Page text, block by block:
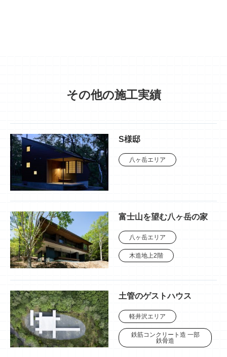
その他の施工実績
S様邸
八ヶ岳エリア
富士山を望む八ヶ岳の家
八ヶ岳エリア
木造地上2階
土管のゲストハウス
軽井沢エリア
鉄筋コンクリート造 一部
鉄骨造